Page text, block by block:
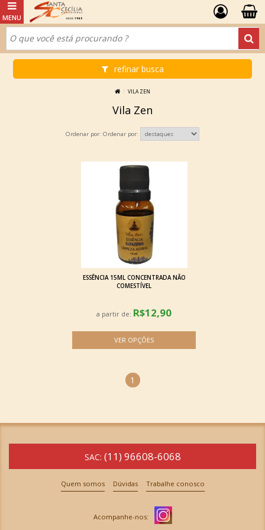
refinar busca
VILA ZEN
Vila Zen
Ordenar por:
ESSÊNCIA 15ML CONCENTRADA NÃO
COMESTÍVEL
a partir de: R$12,90
1
SAC: (11) 96608-6068
Quem somos Dúvidas Trabalhe conosco